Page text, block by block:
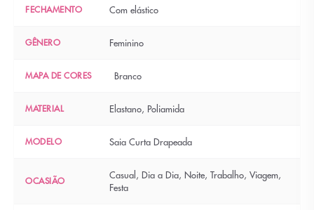
FECHAMENTO Com elástico
GÊNERO Feminino
MAPA DE CORES Branco
MATERIAL Elastano, Poliamida
MODELO Saia Curta Drapeada
OCASIÃO
Casual, Dia a Dia, Noite, Trabalho, Viagem,
Festa